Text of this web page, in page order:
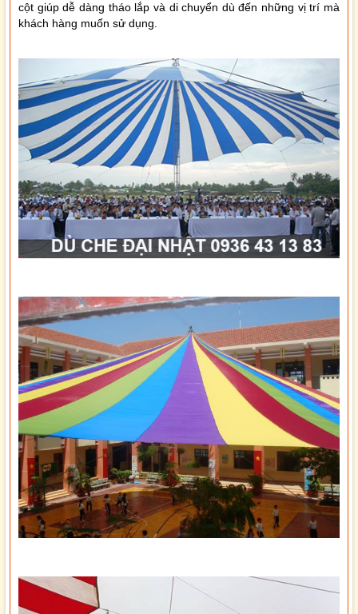
cột giúp dễ dàng tháo lắp và di chuyển dù đến những vị trí mà
khách hàng muốn sử dụng.